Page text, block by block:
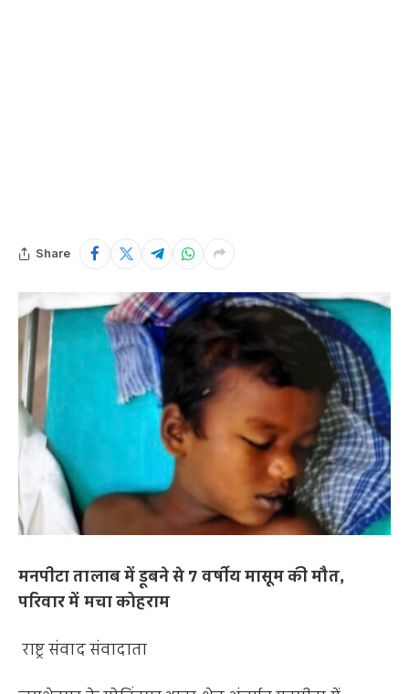
Share
मनपीटा तालाब में डूबने से 7 वर्षीय मासूम की मौत,
परिवार में मचा कोहराम
राष्ट्र संवाद संवादाता